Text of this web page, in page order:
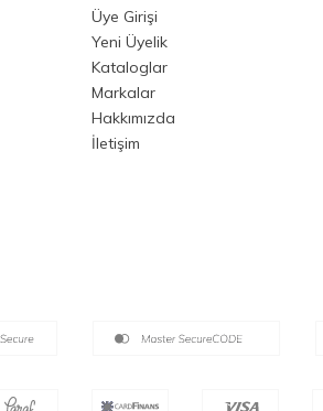
Üye Girişi
Yeni Üyelik
Kataloglar
Markalar
Hakkımızda
İletişim